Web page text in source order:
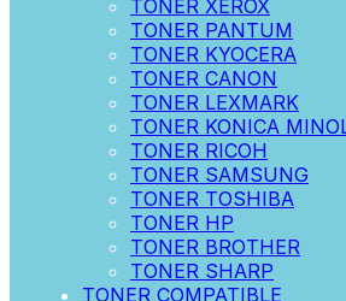
TONER XEROX
TONER PANTUM
TONER KYOCERA
TONER CANON
TONER LEXMARK
TONER KONICA
TONER RICOH
TONER SAMSUNG
TONER TOSHIBA
TONER HP
TONER BROTHER
TONER SHARP
TONER COMPATIBLE